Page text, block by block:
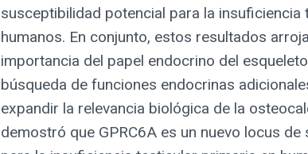
susceptibilidad potencial para la insuficiencia
humanos. En conjunto, estos resultados
importancia del papel endocrino del
búsqueda de funciones endocrinas
expandir la relevancia biológica de la
demostró que GPRC6A es un nuevo locus